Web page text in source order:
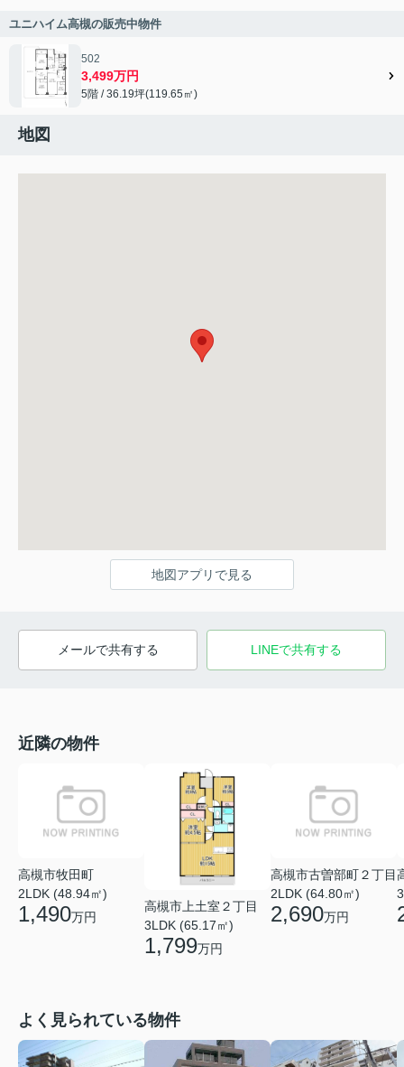
ユニハイム高槻の販売中物件
502
3,499万円
5階 / 36.19坪(119.65㎡)
地図
地図アプリで見る
メールで共有する LINEで共有する
近隣の物件
高槻市牧田町
2LDK (48.94㎡)
1,490万円
高槻市上土室２丁目
3LDK (65.17㎡)
1,799万円
高槻市古曽部町２丁目
2LDK (64.80㎡)
2,690万円
よく見られている物件